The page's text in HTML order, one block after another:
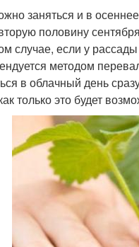
заняться и в
половину
случае, если у
методом
в облачный день
только это будет